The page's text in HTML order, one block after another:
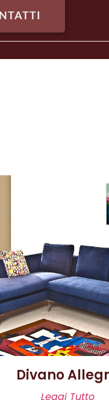
Divano
Leggi Tutto